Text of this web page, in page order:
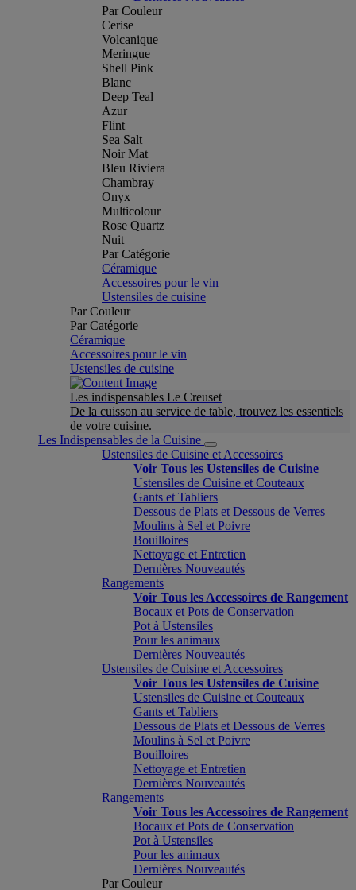
Par Couleur
Cerise
Volcanique
Meringue
Shell Pink
Blanc
Deep Teal
Azur
Flint
Sea Salt
Noir Mat
Bleu Riviera
Chambray
Onyx
Multicolour
Rose Quartz
Nuit
Par Catégorie
Céramique
Accessoires pour le vin
Ustensiles de cuisine
Par Couleur
Par Catégorie
Céramique
Accessoires pour le vin
Ustensiles de cuisine
Les indispensables Le Creuset
De la cuisson au service de table, trouvez les essentiels
de votre cuisine.
Les Indispensables de la Cuisine
Ustensiles de Cuisine et Accessoires
Voir Tous les Ustensiles de Cuisine
Ustensiles de Cuisine et Couteaux
Gants et Tabliers
Dessous de Plats et Dessous de Verres
Moulins à Sel et Poivre
Bouilloires
Nettoyage et Entretien
Dernières Nouveautés
Rangements
Voir Tous les Accessoires de Rangement
Bocaux et Pots de Conservation
Pot à Ustensiles
Pour les animaux
Dernières Nouveautés
Ustensiles de Cuisine et Accessoires
Voir Tous les Ustensiles de Cuisine
Ustensiles de Cuisine et Couteaux
Gants et Tabliers
Dessous de Plats et Dessous de Verres
Moulins à Sel et Poivre
Bouilloires
Nettoyage et Entretien
Dernières Nouveautés
Rangements
Voir Tous les Accessoires de Rangement
Bocaux et Pots de Conservation
Pot à Ustensiles
Pour les animaux
Dernières Nouveautés
Par Couleur